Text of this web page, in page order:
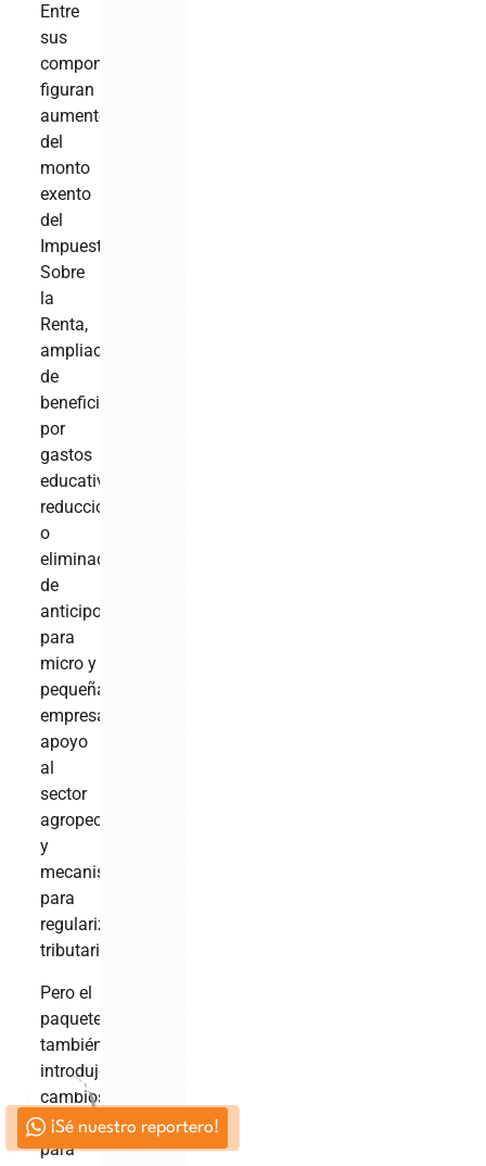
RELACIONADAS
Entre
sus
componentes
figuran
aumento
del
monto
exento
del
Impuesto
Sobre
la
Renta,
ampliación
de
beneficios
por
gastos
educativos,
reducción
o
eliminación
de
anticipos
para
micro y
pequeñas
empresas,
apoyo
al
sector
agropecuario
y
mecanismos
para
regularización
tributaria.
Pero el
paquete
también
introdujo
cambios
sensibles
para
RELACIONADAS
RELACIONADAS
¡Sé nuestro reportero!